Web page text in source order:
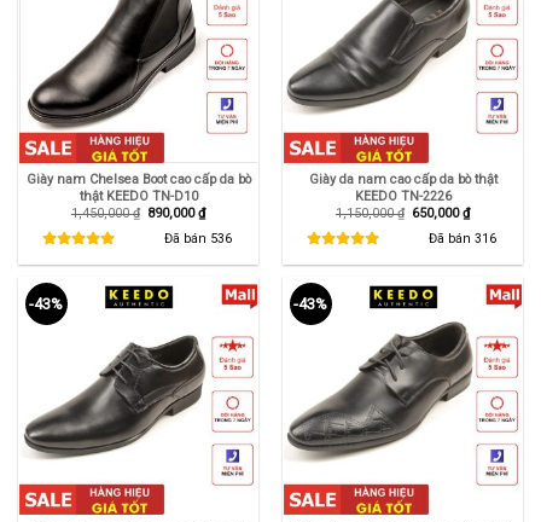
Giày nam Chelsea Boot cao cấp da bò
thật KEEDO TN-D10
1,450,000₫ Giá
890,000₫Giá
hiện
tại
Đã bán 536
Giày da nam cao cấp da bò thật
KEEDO TN-2226
1,150,000₫ Giá
650,000₫Giá
hiện
tại
Đã bán 316
-43% -43%